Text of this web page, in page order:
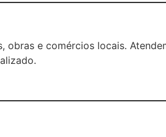
obras e comércios locais.